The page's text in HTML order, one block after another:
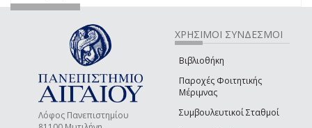
Λόφος Πανεπιστημίου
ΧΡΗΣΙΜΟΙ ΣΥΝΔΕΣΜΟΙ
Βιβλιοθήκη
Παροχές Φοιτητικής
Μέριμνας
Συμβουλευτικοί Σταθμοί